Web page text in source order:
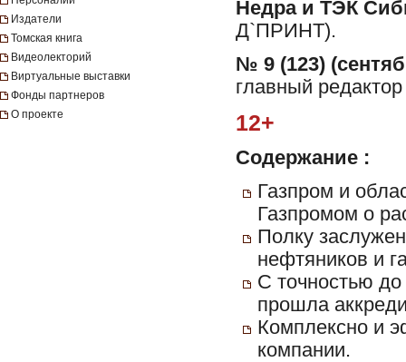
Издатели
Томская книга
Видеолекторий
Виртуальные выставки
Фонды партнеров
О проекте
Недра и ТЭК
Д`ПРИНТ).
№ 9 (123)
главный
12+
Содержание :
Газпром и
Газпромом о
Полку
нефтяников и
С точностью
прошла
Комплексно и
компании.